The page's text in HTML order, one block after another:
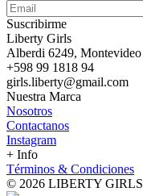
Suscribirme
Liberty Girls
Alberdi 6249, Montevideo
+598 99 1818 94
girls.liberty@gmail.com
Nuestra Marca
Nosotros
Contactanos
Instagram
+ Info
Términos & Condiciones
© 2026 LIBERTY GIRLS